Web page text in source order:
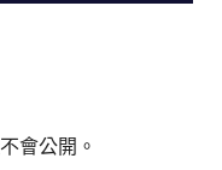
會公開。